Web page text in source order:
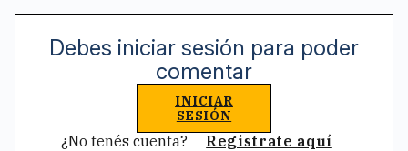
Debes iniciar sesión para poder
comentar
INICIAR
SESIÓN
¿No tenés cuenta? Registrate aquí